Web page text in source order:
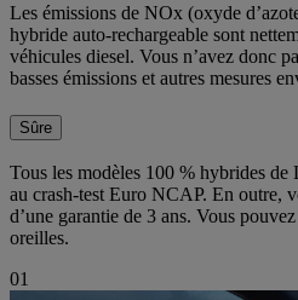
Les émissions de NOx (oxyde
hybride auto-rechargeable sont
véhicules diesel. Vous n’avez donc
basses émissions et autres mesures
Sûre
Tous les modèles 100 % hybrides de
au crash-test Euro NCAP. En outre,
d’une garantie de 3 ans. Vous
oreilles.
01